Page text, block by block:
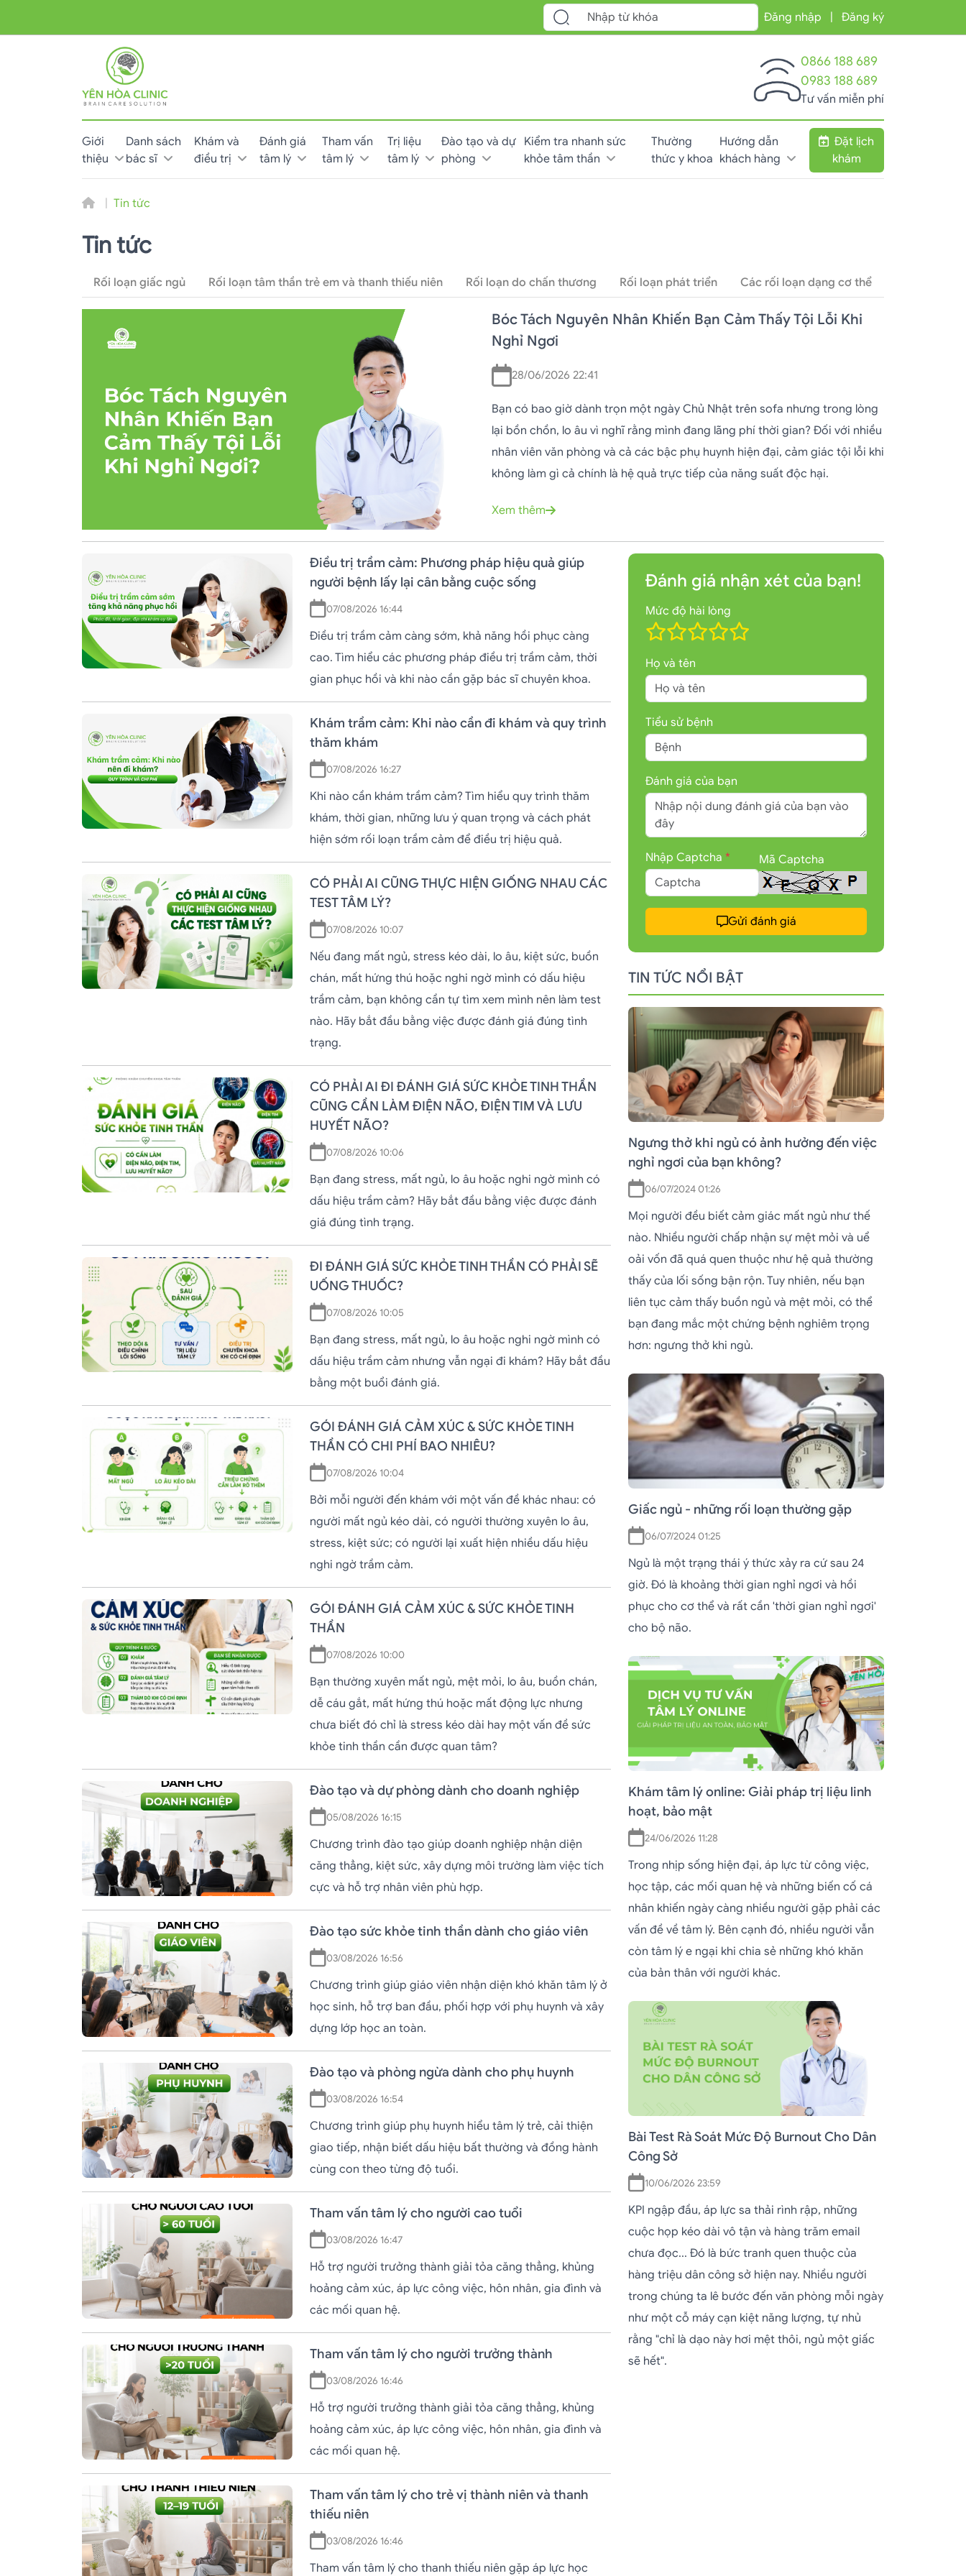
Đăng nhập Đăng ký
0866 188 689
0983 188 689
Tư vấn miễn phí
Giới
thiệu
Danh sách
bác sĩ
Khám và
điều trị
Đánh giá
tâm lý
Tham vấn
tâm lý
Trị liệu
tâm lý
Đào tạo và dự
phòng
Kiểm tra nhanh sức
khỏe tâm thần
Thường
thức y khoa
Hướng dẫn
khách hàng
Đặt lịch
khám
Tin tức
Tin tức
Rối loạn giấc ngủ Rối loạn tâm thần trẻ em và thanh thiếu niên Rối loạn do chấn thương Rối loạn phát triển Các rối loạn dạng cơ thể
Bóc Tách Nguyên Nhân Khiến Bạn Cảm Thấy Tội Lỗi Khi
Nghỉ Ngơi
28/06/2026 22:41
Bạn có bao giờ dành trọn một ngày Chủ Nhật trên sofa nhưng trong lòng
lại bồn chồn, lo âu vì nghĩ rằng mình đang lãng phí thời gian? Đối với nhiều
nhân viên văn phòng và cả các bậc phụ huynh hiện đại, cảm giác tội lỗi khi
không làm gì cả chính là hệ quả trực tiếp của năng suất độc hại.
Xem thêm
Điều trị trầm cảm: Phương pháp hiệu quả giúp
người bệnh lấy lại cân bằng cuộc sống
07/08/2026 16:44
Điều trị trầm cảm càng sớm, khả năng hồi phục càng
cao. Tìm hiểu các phương pháp điều trị trầm cảm, thời
gian phục hồi và khi nào cần gặp bác sĩ chuyên khoa.
Khám trầm cảm: Khi nào cần đi khám và quy trình
thăm khám
07/08/2026 16:27
Khi nào cần khám trầm cảm? Tìm hiểu quy trình thăm
khám, thời gian, những lưu ý quan trọng và cách phát
hiện sớm rối loạn trầm cảm để điều trị hiệu quả.
CÓ PHẢI AI CŨNG THỰC HIỆN GIỐNG NHAU CÁC
TEST TÂM LÝ?
07/08/2026 10:07
Nếu đang mất ngủ, stress kéo dài, lo âu, kiệt sức, buồn
chán, mất hứng thú hoặc nghi ngờ mình có dấu hiệu
trầm cảm, bạn không cần tự tìm xem mình nên làm test
nào. Hãy bắt đầu bằng việc được đánh giá đúng tình
trạng.
CÓ PHẢI AI ĐI ĐÁNH GIÁ SỨC KHỎE TINH THẦN
CŨNG CẦN LÀM ĐIỆN NÃO, ĐIỆN TIM VÀ LƯU
HUYẾT NÃO?
07/08/2026 10:06
Bạn đang stress, mất ngủ, lo âu hoặc nghi ngờ mình có
dấu hiệu trầm cảm? Hãy bắt đầu bằng việc được đánh
giá đúng tình trạng.
ĐI ĐÁNH GIÁ SỨC KHỎE TINH THẦN CÓ PHẢI SẼ
UỐNG THUỐC?
07/08/2026 10:05
Bạn đang stress, mất ngủ, lo âu hoặc nghi ngờ mình có
dấu hiệu trầm cảm nhưng vẫn ngại đi khám? Hãy bắt đầu
bằng một buổi đánh giá.
GÓI ĐÁNH GIÁ CẢM XÚC & SỨC KHỎE TINH
THẦN CÓ CHI PHÍ BAO NHIÊU?
07/08/2026 10:04
Bởi mỗi người đến khám với một vấn đề khác nhau: có
người mất ngủ kéo dài, có người thường xuyên lo âu,
stress, kiệt sức; có người lại xuất hiện nhiều dấu hiệu
nghi ngờ trầm cảm.
GÓI ĐÁNH GIÁ CẢM XÚC & SỨC KHỎE TINH
THẦN
07/08/2026 10:00
Bạn thường xuyên mất ngủ, mệt mỏi, lo âu, buồn chán,
dễ cáu gắt, mất hứng thú hoặc mất động lực nhưng
chưa biết đó chỉ là stress kéo dài hay một vấn đề sức
khỏe tinh thần cần được quan tâm?
Đào tạo và dự phòng dành cho doanh nghiệp
05/08/2026 16:15
Chương trình đào tạo giúp doanh nghiệp nhận diện
căng thẳng, kiệt sức, xây dựng môi trường làm việc tích
cực và hỗ trợ nhân viên phù hợp.
Đào tạo sức khỏe tinh thần dành cho giáo viên
03/08/2026 16:56
Chương trình giúp giáo viên nhận diện khó khăn tâm lý ở
học sinh, hỗ trợ ban đầu, phối hợp với phụ huynh và xây
dựng lớp học an toàn.
Đào tạo và phòng ngừa dành cho phụ huynh
03/08/2026 16:54
Chương trình giúp phụ huynh hiểu tâm lý trẻ, cải thiện
giao tiếp, nhận biết dấu hiệu bất thường và đồng hành
cùng con theo từng độ tuổi.
Tham vấn tâm lý cho người cao tuổi
03/08/2026 16:47
Hỗ trợ người trưởng thành giải tỏa căng thẳng, khủng
hoảng cảm xúc, áp lực công việc, hôn nhân, gia đình và
các mối quan hệ.
Tham vấn tâm lý cho người trưởng thành
03/08/2026 16:46
Hỗ trợ người trưởng thành giải tỏa căng thẳng, khủng
hoảng cảm xúc, áp lực công việc, hôn nhân, gia đình và
các mối quan hệ.
Tham vấn tâm lý cho trẻ vị thành niên và thanh
thiếu niên
03/08/2026 16:46
Tham vấn tâm lý cho thanh thiếu niên gặp áp lực học
Đánh giá nhận xét của bạn!
Mức độ hài lòng
Họ và tên
Tiểu sử bệnh
Đánh giá của bạn
Nhập Captcha * Mã Captcha
Gửi đánh giá
TIN TỨC NỔI BẬT
Ngưng thở khi ngủ có ảnh hưởng đến việc
nghỉ ngơi của bạn không?
06/07/2024 01:26
Mọi người đều biết cảm giác mất ngủ như thế
nào. Nhiều người chấp nhận sự mệt mỏi và uể
oải vốn đã quá quen thuộc như hệ quả thường
thấy của lối sống bận rộn. Tuy nhiên, nếu bạn
liên tục cảm thấy buồn ngủ và mệt mỏi, có thể
bạn đang mắc một chứng bệnh nghiêm trọng
hơn: ngưng thở khi ngủ.
Giấc ngủ - những rối loạn thường gặp
06/07/2024 01:25
Ngủ là một trạng thái ý thức xảy ra cứ sau 24
giờ. Đó là khoảng thời gian nghỉ ngơi và hồi
phục cho cơ thể và rất cần 'thời gian nghỉ ngơi'
cho bộ não.
Khám tâm lý online: Giải pháp trị liệu linh
hoạt, bảo mật
24/06/2026 11:28
Trong nhịp sống hiện đại, áp lực từ công việc,
học tập, các mối quan hệ và những biến cố cá
nhân khiến ngày càng nhiều người gặp phải các
vấn đề về tâm lý. Bên cạnh đó, nhiều người vẫn
còn tâm lý e ngại khi chia sẻ những khó khăn
của bản thân với người khác.
Bài Test Rà Soát Mức Độ Burnout Cho Dân
Công Sở
10/06/2026 23:59
KPI ngập đầu, áp lực sa thải rình rập, những
cuộc họp kéo dài vô tận và hàng trăm email
chưa đọc... Đó là bức tranh quen thuộc của
hàng triệu dân công sở hiện nay. Nhiều người
trong chúng ta lê bước đến văn phòng mỗi ngày
như một cỗ máy cạn kiệt năng lượng, tự nhủ
rằng "chỉ là dạo này hơi mệt thôi, ngủ một giấc
sẽ hết".